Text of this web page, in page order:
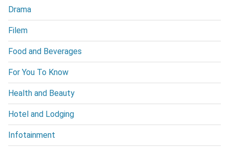
Drama
Filem
Food and Beverages
For You To Know
Health and Beauty
Hotel and Lodging
Infotainment